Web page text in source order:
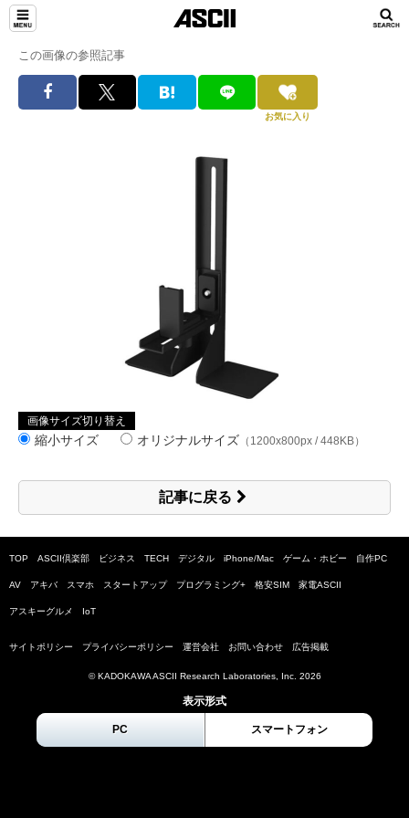
この画像の参照記事
お気に入り
画像サイズ切り替え
縮小サイズ オリジナルサイズ （1200x800px / 448KB）
記事に戻る
TOP ASCII倶楽部 ビジネス TECH デジタル iPhone/Mac ゲーム・ホビー 自作PC
AV アキバ スマホ スタートアップ プログラミング+ 格安SIM 家電ASCII
アスキーグルメ IoT
サイトポリシー プライバシーポリシー 運営会社 お問い合わせ 広告掲載
© KADOKAWA ASCII Research Laboratories, Inc. 2026
表示形式
PC スマートフォン